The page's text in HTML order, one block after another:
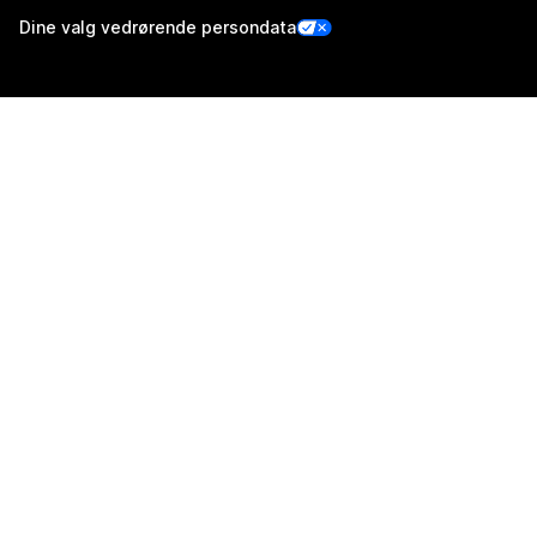
Dine valg vedrørende persondata